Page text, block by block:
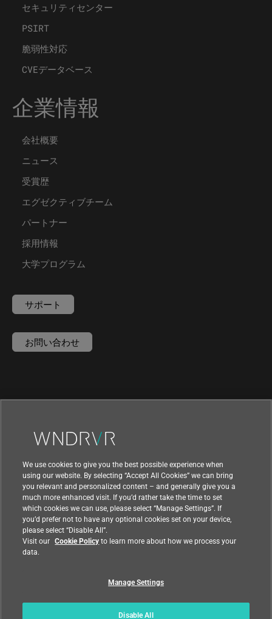
セキュリティセンター
PSIRT
脆弱性対応
CVEデータベース
企業情報
会社概要
ニュース
受賞歴
エグゼクティブチーム
パートナー
採用情報
大学プログラム
サポート
お問い合わせ
利用規約 | プライバシー | 輸出コンプライアンス
| フィードバック |
© 2021 Wind River Systems, Inc.
We use cookies to give you the best possible experience when
using our website. By selecting “Accept All Cookies” we can bring
you relevant and personalized content – and generally give you a
much more enhanced visit. If you’d rather take the time to set
which cookies we can use, please select “Manage Settings”. If
you’d prefer not to have any optional cookies set on your device,
please select “Disable All”.
Visit our Cookie Policyto learn more about how we process your
data.
Manage Settings
Disable All